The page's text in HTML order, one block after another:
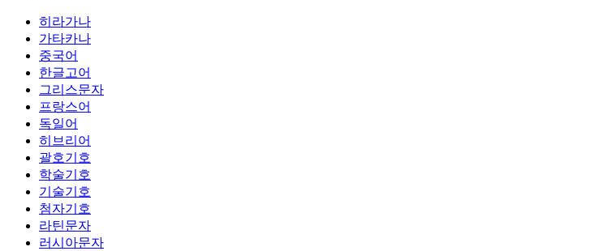
히라가나
가타카나
중국어
한글고어
그리스문자
프랑스어
독일어
히브리어
괄호기호
학술기호
기술기호
첨자기호
라틴문자
러시아문자